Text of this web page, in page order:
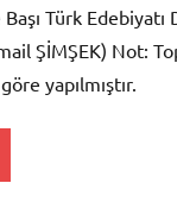
Türk Edebiyatı
ŞİMŞEK) Not:
yapılmıştır.